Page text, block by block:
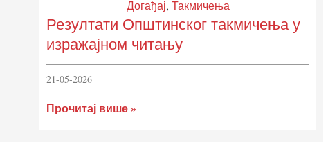
Догађај, Такмичења
Резултати Општинског такмичења у
изражајном читању
21-05-2026
Прочитај више »